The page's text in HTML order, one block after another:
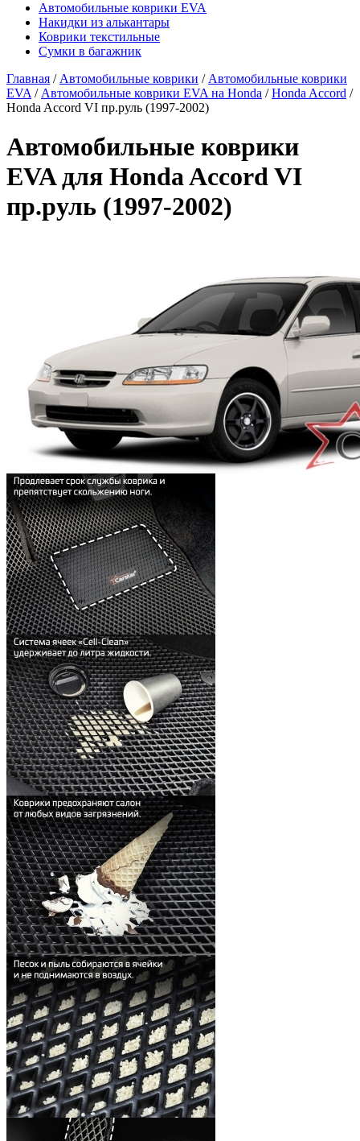
Автомобильные коврики EVA
Накидки из алькантары
Коврики текстильные
Сумки в багажник
Главная / Автомобильные коврики / Автомобильные коврики
EVA / Автомобильные коврики EVA на Honda /Honda Accord /
Honda Accord VI пр.руль (1997-2002)
Автомобильные коврики
EVA для Honda Accord VI
пр.руль (1997-2002)